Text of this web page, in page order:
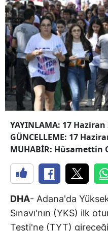
YAYINLAMA: 17 Haziran
GÜNCELLEME: 17
MUHABİR: Hüsamettin
DHA- Adana'da
Sınavı'nın (YKS) ilk
Testi'ne (TYT)